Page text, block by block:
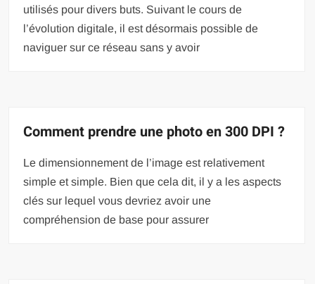
utilisés pour divers buts. Suivant le cours de
l’évolution digitale, il est désormais possible de
naviguer sur ce réseau sans y avoir
Comment prendre une photo en 300 DPI ?
Le dimensionnement de l’image est relativement
simple et simple. Bien que cela dit, il y a les aspects
clés sur lequel vous devriez avoir une
compréhension de base pour assurer